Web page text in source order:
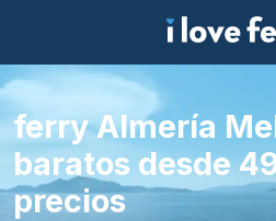
ferry Almería
baratos desde
precios